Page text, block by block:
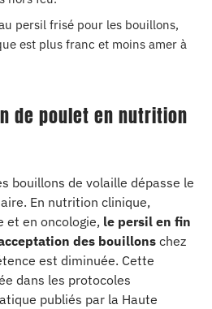
persil frisé pour les bouillons,
est plus franc et moins amer à
de poulet en nutrition
bouillons de volaille dépasse le
En nutrition clinique,
et en oncologie, le persil en fin
des bouillons chez
est diminuée. Cette
dans les protocoles
publiés par la Haute